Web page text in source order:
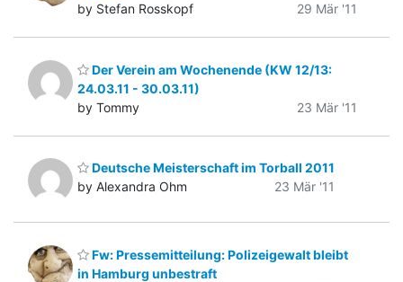
by Stefan Rosskopf
29 Mär '11
Der Verein am Wochenende (KW 12/13:
24.03.11 - 30.03.11)
by Tommy
23 Mär '11
Deutsche Meisterschaft im Torball 2011
by Alexandra Ohm
23 Mär '11
Fw: Pressemitteilung: Polizeigewalt bleibt
in Hamburg unbestraft